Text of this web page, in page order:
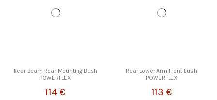
Rear Beam Rear Mounting Bush
POWERFLEX
114 €
Rear Lower Arm Front Bush
POWERFLEX
113 €